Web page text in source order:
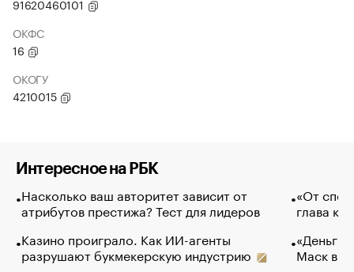
91620460101
ОКФС
16
ОКОГУ
4210015
Интересное на РБК
Насколько ваш авторитет зависит от
атрибутов престижа? Тест для лидеров
Казино проиграло. Как ИИ-агенты
разрушают букмекерскую индустрию
«От
глава
«Деньги
Маск в